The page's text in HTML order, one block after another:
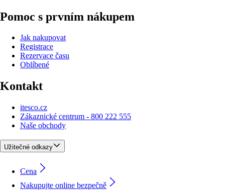
Pomoc s prvním nákupem
Jak nakupovat
Registrace
Rezervace času
Oblíbené
Kontakt
itesco.cz
Zákaznické centrum - 800 222 555
Naše obchody
Užitečné odkazy
Cena
Nakupujte online bezpečně